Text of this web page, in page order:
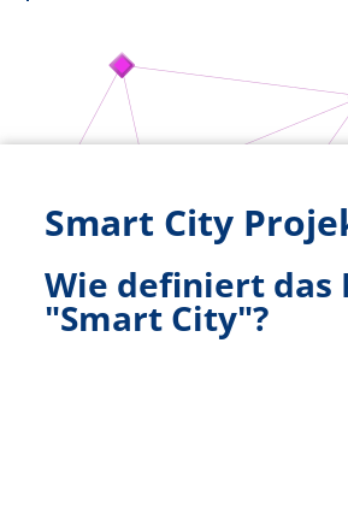
Smart City
Wie definiert das
"Smart City"?